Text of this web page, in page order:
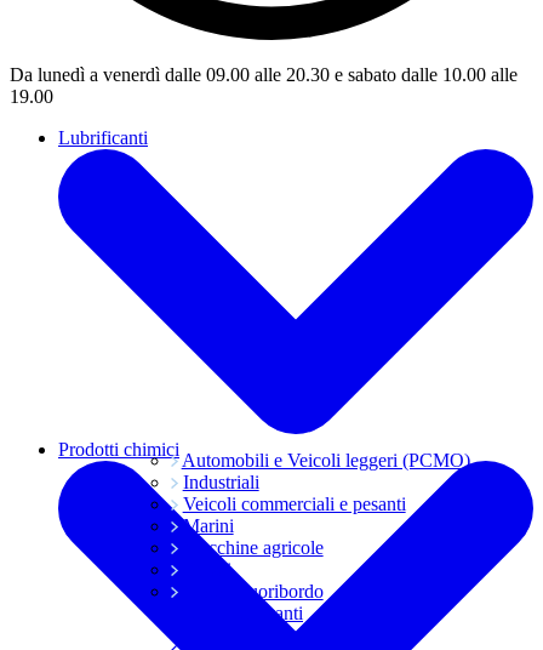
Da lunedì a venerdì dalle 09.00 alle 20.30 e sabato dalle 10.00 alle
19.00
Lubrificanti
Automobili e Veicoli leggeri (PCMO)
Industriali
Veicoli commerciali e pesanti
Marini
Macchine agricole
Grassi
Moto e fuoribordo
Tutti i lubrificanti
Prodotti chimici